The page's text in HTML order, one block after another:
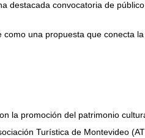
destacada convocatoria de
una propuesta que conecta
la promoción del patrimonio
Turística de Montevideo